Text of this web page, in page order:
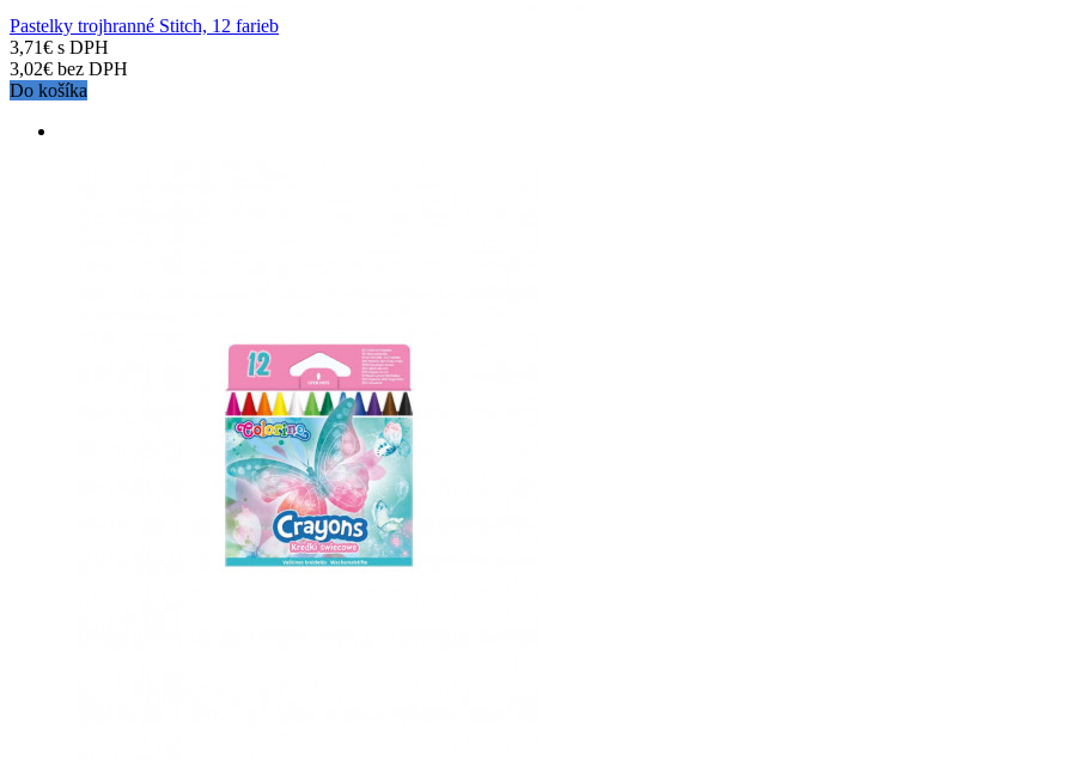
Pastelky trojhranné Stitch, 12 farieb
3,71€ s DPH
3,02€ bez DPH
Do košíka